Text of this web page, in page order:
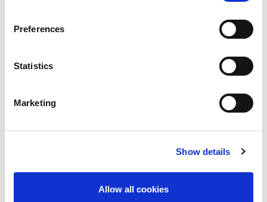
Preferences
Statistics
Marketing
Show details
Allow all cookies